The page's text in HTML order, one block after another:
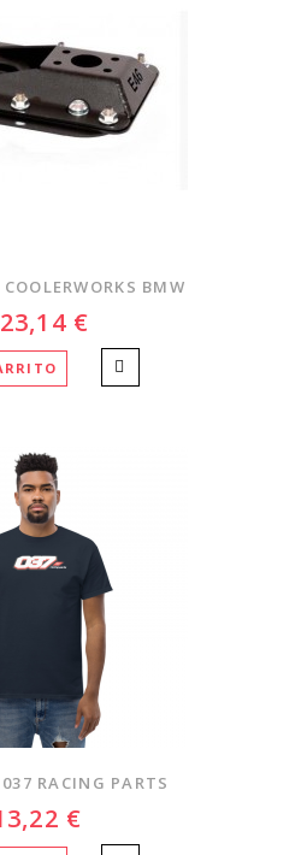
BMW
€
RACING PARTS
€